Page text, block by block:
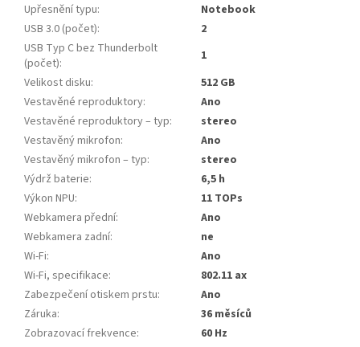
Upřesnění typu:
Notebook
USB 3.0 (počet):
2
USB Typ C bez Thunderbolt
(počet):
1
Velikost disku:
512 GB
Vestavěné reproduktory:
Ano
Vestavěné reproduktory – typ:
stereo
Vestavěný mikrofon:
Ano
Vestavěný mikrofon – typ:
stereo
Výdrž baterie:
6,5 h
Výkon NPU:
11 TOPs
Webkamera přední:
Ano
Webkamera zadní:
ne
Wi-Fi:
Ano
Wi-Fi, specifikace:
802.11 ax
Zabezpečení otiskem prstu:
Ano
Záruka:
36 měsíců
Zobrazovací frekvence:
60 Hz